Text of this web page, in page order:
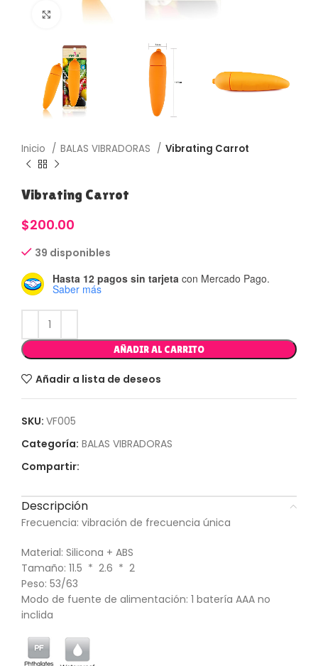
Haga Click para agrandar
Inicio BALAS VIBRADORAS Vibrating Carrot
Vibrating Carrot
$200.00
39 disponibles
Hasta 12 pagos sin tarjeta con Mercado Pago.
Saber más
AÑADIR AL CARRITO
Añadir a lista de deseos
SKU: VF005
Categoría: BALAS VIBRADORAS
Compartir:
Descripción
Frecuencia: vibración de frecuencia única
Material: Silicona + ABS
Tamaño: 11.5 * 2.6 * 2
Peso: 53/63
Modo de fuente de alimentación: 1 batería AAA no
inclida